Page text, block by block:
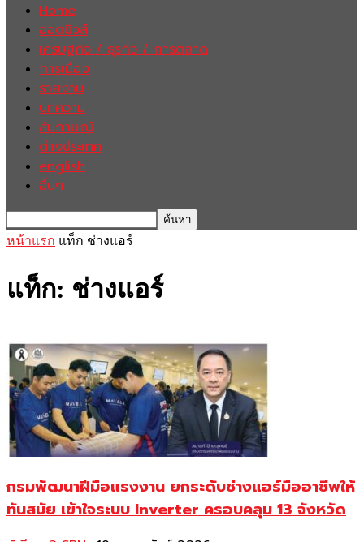
Home
ฮอตนิวส์
เศรษฐกิจ / ธุรกิจ / การตลาด
การเมือง
รายงาน
บทความ
สัมภาษณ์
ต่างประเทศ
english
อื่นๆ
หน้าแรก แท็ก ช่างแอร์
แท็ก: ช่างแอร์
กรมพัฒนาฝีมือแรงงาน ยกระดับช่างแอร์มืออาชีพให้
ทันสมัย เข้าใจระบบ Inverter ครอบคลุม 13 จังหวัด